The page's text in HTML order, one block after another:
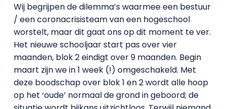
Wij begrijpen de dilemma’s waarmee een bestuur
/ een coronacrisisteam van een hogeschool
worstelt, maar dit gaat ons op dit moment te ver.
Het nieuwe schooljaar start pas over vier
maanden, blok 2 eindigt over 9 maanden. Begin
maart zijn we in 1 week (!) omgeschakeld. Met
deze boodschap over blok 1 en 2 wordt alle hoop
op het ‘oude’ normaal de grond in geboord; de